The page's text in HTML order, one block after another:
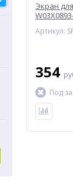
Экран
Артикул:
354
Под